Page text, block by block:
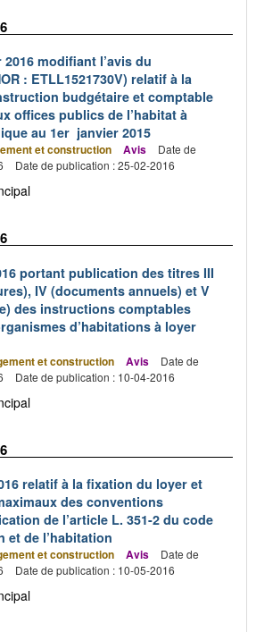
modifiant l’avis du
: ETLL1521730V) relatif à la
budgétaire et comptable
offices publics de l’habitat à
au 1er janvier 2015
et construction Avis
Date de
Date de publication : 25-02-2016
portant publication des titres III
IV (documents annuels) et V
des instructions comptables
d’habitations à loyer
et construction Avis
Date de
Date de publication : 10-04-2016
relatif à la fixation du loyer et
des conventions
de l’article L. 351-2 du code
et de l’habitation
et construction Avis
Date de
Date de publication : 10-05-2016